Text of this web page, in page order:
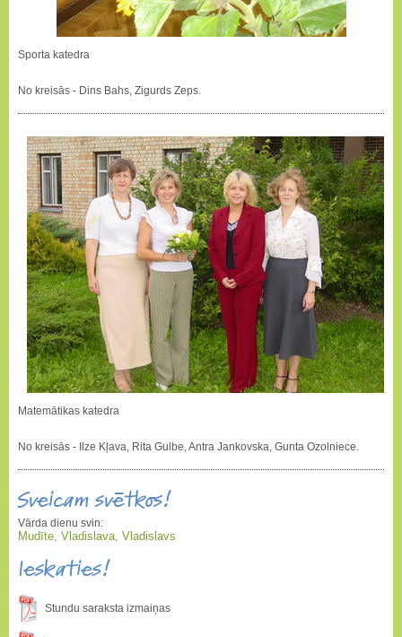
Sporta katedra
No kreisās - Dins Bahs, Zigurds Zeps.
Matemātikas katedra
No kreisās - Ilze Kļava, Rita Gulbe, Antra Jankovska, Gunta Ozolniece.
Sveicam svētkos!
Vārda dienu svin:
Mudīte, Vladislava, Vladislavs
Ieskaties!
Stundu saraksta izmaiņas